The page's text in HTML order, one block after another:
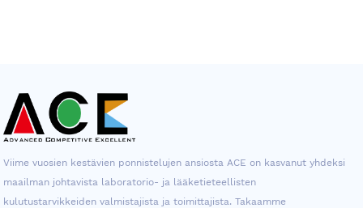
Viime vuosien kestävien ponnistelujen ansiosta ACE on kasvanut yhdeksi
maailman johtavista laboratorio- ja lääketieteellisten
kulutustarvikkeiden valmistajista ja toimittajista. Takaamme